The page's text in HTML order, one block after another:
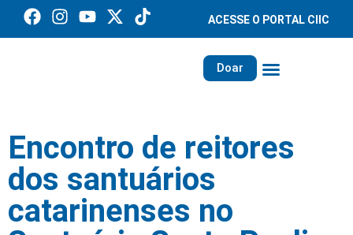
ACESSE O PORTAL CIIC
Doar
Encontro de reitores
dos santuários
catarinenses no